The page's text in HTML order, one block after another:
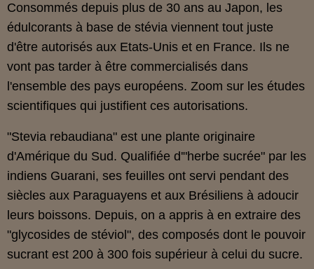
Consommés depuis plus de 30 ans au Japon, les
édulcorants à base de stévia viennent tout juste
d'être autorisés aux Etats-Unis et en France. Ils ne
vont pas tarder à être commercialisés dans
l'ensemble des pays européens. Zoom sur les études
scientifiques qui justifient ces autorisations.
"Stevia rebaudiana" est une plante originaire
d'Amérique du Sud. Qualifiée d'"herbe sucrée" par les
indiens Guarani, ses feuilles ont servi pendant des
siècles aux Paraguayens et aux Brésiliens à adoucir
leurs boissons. Depuis, on a appris à en extraire des
"glycosides de stéviol", des composés dont le pouvoir
sucrant est 200 à 300 fois supérieur à celui du sucre.